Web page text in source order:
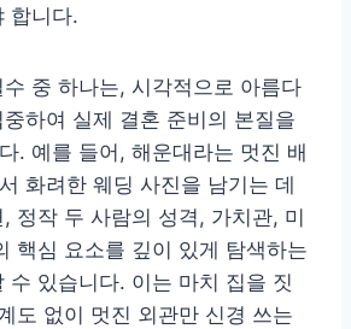
합니다.
중 하나는, 시각적으로 아름다
하여 실제 결혼 준비의 본질을
. 예를 들어, 해운대라는 멋진 배
화려한 웨딩 사진을 남기는 데
정작 두 사람의 성격, 가치관, 미
핵심 요소를 깊이 있게 탐색하는
수 있습니다. 이는 마치 집을 짓
도 없이 멋진 외관만 신경 쓰는